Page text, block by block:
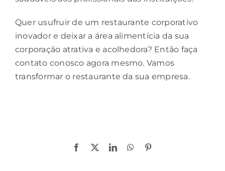
Quer usufruir de um restaurante corporativo
inovador e deixar a área alimentícia da sua
corporação atrativa e acolhedora? Então faça
contato conosco agora mesmo. Vamos
transformar o restaurante da sua empresa.
Facebook
X LinkedInWhatsApp